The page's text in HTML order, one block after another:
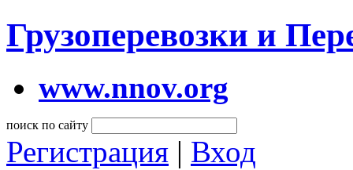
Грузоперевозки и
www.nnov.org
поиск по сайту
Регистрация | Вход